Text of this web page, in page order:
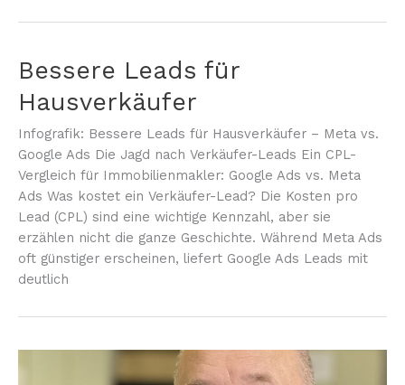
Bessere Leads für
Hausverkäufer
Infografik: Bessere Leads für Hausverkäufer – Meta vs.
Google Ads Die Jagd nach Verkäufer-Leads Ein CPL-
Vergleich für Immobilienmakler: Google Ads vs. Meta
Ads Was kostet ein Verkäufer-Lead? Die Kosten pro
Lead (CPL) sind eine wichtige Kennzahl, aber sie
erzählen nicht die ganze Geschichte. Während Meta Ads
oft günstiger erscheinen, liefert Google Ads Leads mit
deutlich